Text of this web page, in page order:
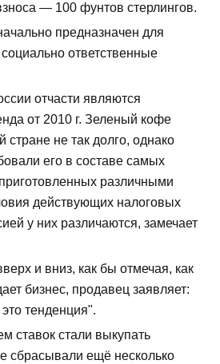
— 100 фунтов стерлингов.
предназначен для
ответственные
отчасти являются
от 2010 г. Зеленый кофе
не так долго, однако
его в составе самых
различными
действующих налоговых
у них различаются, замечает
и вниз, как бы отмечая, как
бизнес, продавец заявляет:
тенденция".
ставок стали выкупать
сбрасывали ещё несколько